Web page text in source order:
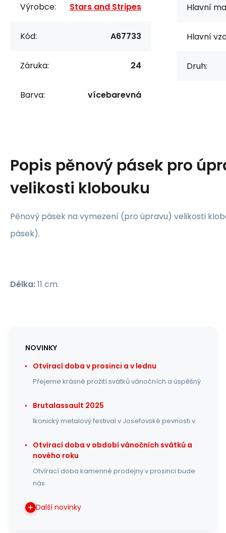
Výrobce: Stars and Stripes
Kód: A67733
Záruka: 24
Barva: vícebarevná
Hlavní
Hlavní
Druh:
Popis pěnový pásek pro
velikosti klobouku
Pěnový pásek na vymezení (pro úpravu) velikosti
pásek).
Délka:11 cm.
NOVINKY
Otvírací doba v prosinci a v lednu
Přejeme krásné prožití svátků vánočních a úspěšný
Brutalassault 2025
Ikonický metalový festival v Josefovské pevnosti v
Otvírací doba v období vánočních svátků a
nového roku
Otvírací doba kamenné prodejny v prosinci bude
nás
Další novinky